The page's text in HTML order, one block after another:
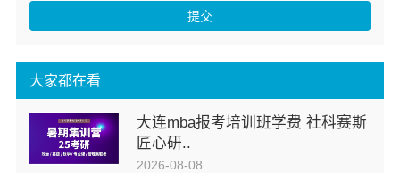
大家都在看
大连mba报考培训班学费 社科赛斯
匠心研..
2026-08-08
提交